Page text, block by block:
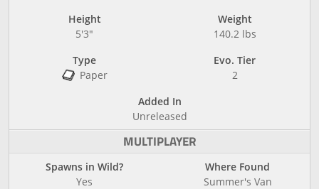
Height
5'3"
Weight
140.2 lbs
Type
Paper
Evo. Tier
2
Added In
Unreleased
MULTIPLAYER
Spawns in Wild?
Yes
Where Found
Summer's Van